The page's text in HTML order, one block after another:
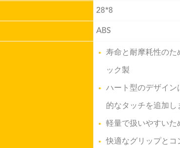
28*8
ABS
寿命と耐摩耗性のた
ック製
ハート型のデザイン
的なタッチを追加し
軽量で扱いやすいた
快適なグリップとコ